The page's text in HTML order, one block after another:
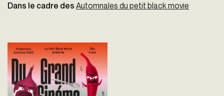
Dans le cadre des Automnales du petit black movie